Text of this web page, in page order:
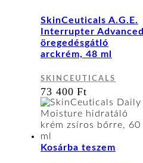
SkinCeuticals A.G.E.
Interrupter Advanced
öregedésgátló
arckrém, 48 ml
SKINCEUTICALS
73 400Ft
Kosárba teszem